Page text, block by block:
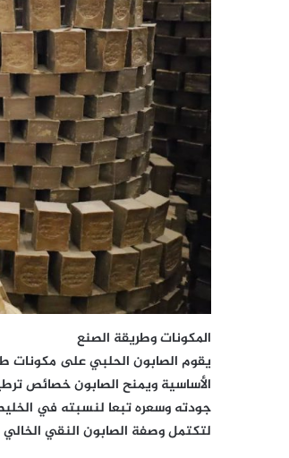
المكونات وطريقة الصنع
يقوم الصابون الحلبي على مكونات
الأساسية ويمنح الصابون خصائص
جودته وسعره تبعا لنسبته في
لتكتمل وصفة الصابون النقي الخالي